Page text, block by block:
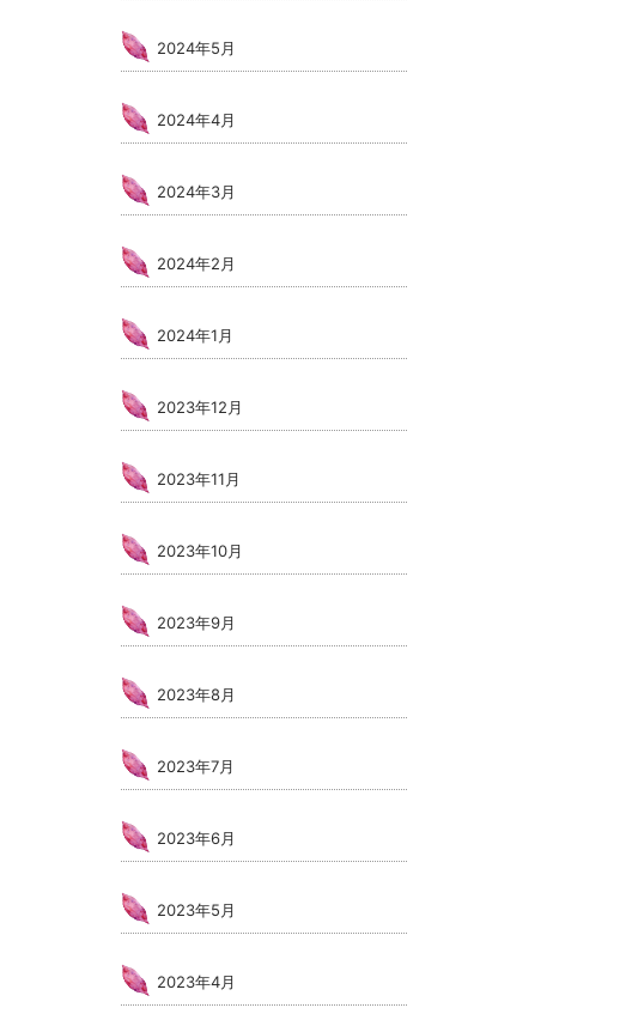
2024年5月
2024年4月
2024年3月
2024年2月
2024年1月
2023年12月
2023年11月
2023年10月
2023年9月
2023年8月
2023年7月
2023年6月
2023年5月
2023年4月